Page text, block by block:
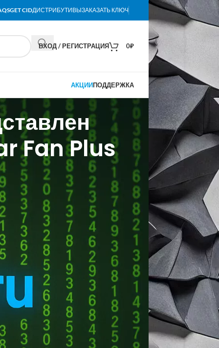
GET CIDДИСТРИБУТИВЫЗАКАЗАТЬ КЛЮЧ
ВХОД / РЕГИСТРАЦИЯ 0₽
АКЦИИПОДДЕРЖКА
Fan Plus
CP Modular Fan Plus, который
Китае по цене 179 юаней (около 25
интерфейсом Power-Pin.
кабелей.Изображение
потока до 11 м/с.
при этом энергопотребление
оснащено двумя
В режиме внешнего
PPS и MiPPS. Также реализована